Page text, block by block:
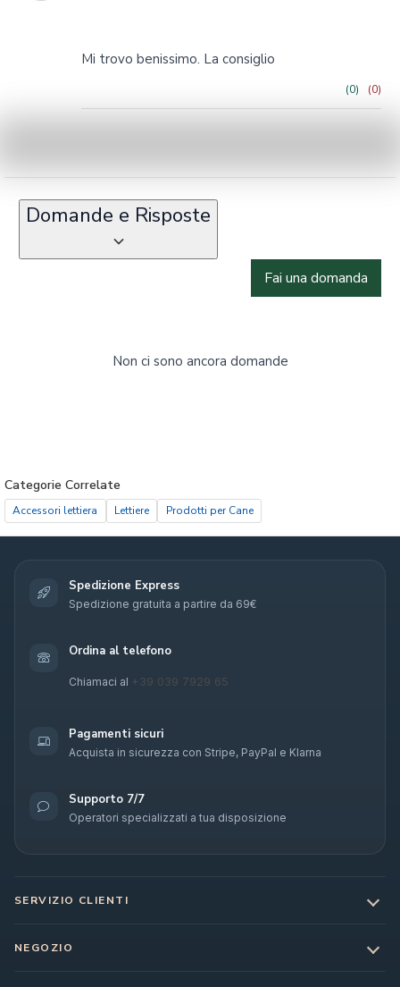
Mi trovo benissimo. La consiglio
(0) (0)
Domande e Risposte
Fai una domanda
Non ci sono ancora domande
Categorie Correlate
Accessori lettiera Lettiere Prodotti per Cane
Spedizione Express
Spedizione gratuita a partire da 69€
Ordina al telefono
Chiamaci al +39 039 7929 65
Pagamenti sicuri
Acquista in sicurezza con Stripe, PayPal e Klarna
Supporto 7/7
Operatori specializzati a tua disposizione
SERVIZIO CLIENTI
NEGOZIO